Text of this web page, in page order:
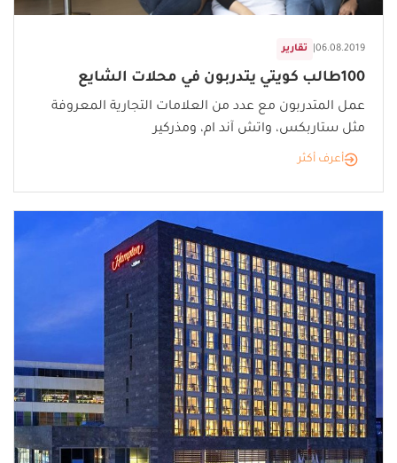
تقارير 06.08.2019
100طالب كويتي يتدربون في محلات الشايع
عمل المتدربون مع عدد من العلامات التجارية المعروفة
مثل ستاربكس، واتش آند ام، ومذركير
أعرف أكثر